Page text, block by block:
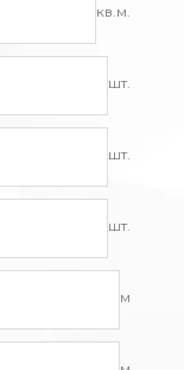
кв.м.
шт.
шт.
шт.
м